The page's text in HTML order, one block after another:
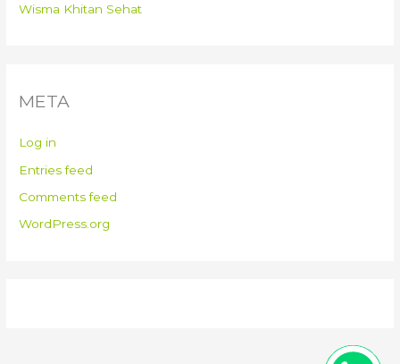
Wisma Khitan Sehat
META
Log in
Entries feed
Comments feed
WordPress.org